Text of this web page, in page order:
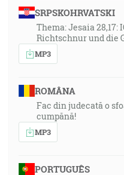
SRPSKOHRVATSKI
Thema: Jesaia 28,17:
Richtschnur und die
MP3
ROMÂNA
Fac din judecată o
cumpănă!
MP3
PORTUGUÊS